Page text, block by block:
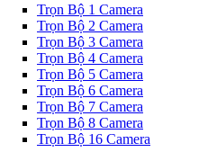
Trọn Bộ 1 Camera
Trọn Bộ 2 Camera
Trọn Bộ 3 Camera
Trọn Bộ 4 Camera
Trọn Bộ 5 Camera
Trọn Bộ 6 Camera
Trọn Bộ 7 Camera
Trọn Bộ 8 Camera
Trọn Bộ 16 Camera